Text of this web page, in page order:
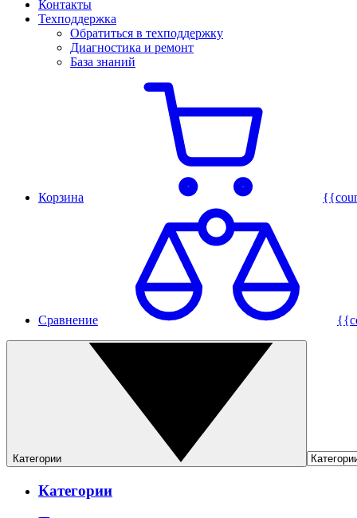
Контакты
Техподдержка
Обратиться в техподдержку
Диагностика и ремонт
База знаний
Корзина
Сравнение
Категории
Категории